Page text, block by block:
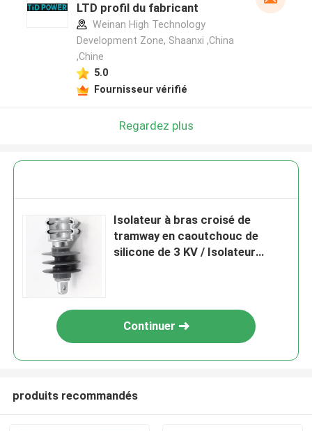
LTD profil du fabricant
Weinan High Technology
Development Zone, Shaanxi ,China
,Chine
5.0
Fournisseur vérifié
Regardez plus
Isolateur à bras croisé de
tramway en caoutchouc de
silicone de 3 KV / Isolateur
Continuer
produits recommandés